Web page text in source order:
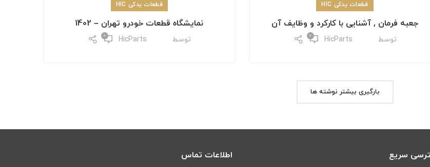
قطعات یدکی HIC
جعبه فرمان , آشنایی با کارکرد و وظایف آن
توسط HicParts
0
قطعات یدکی HIC
نمایشگاه قطعات خودرو تهران – 1402
توسط HicParts
0
بارگیری بیشتر نوشته ها
سریع اطلاعات تماس